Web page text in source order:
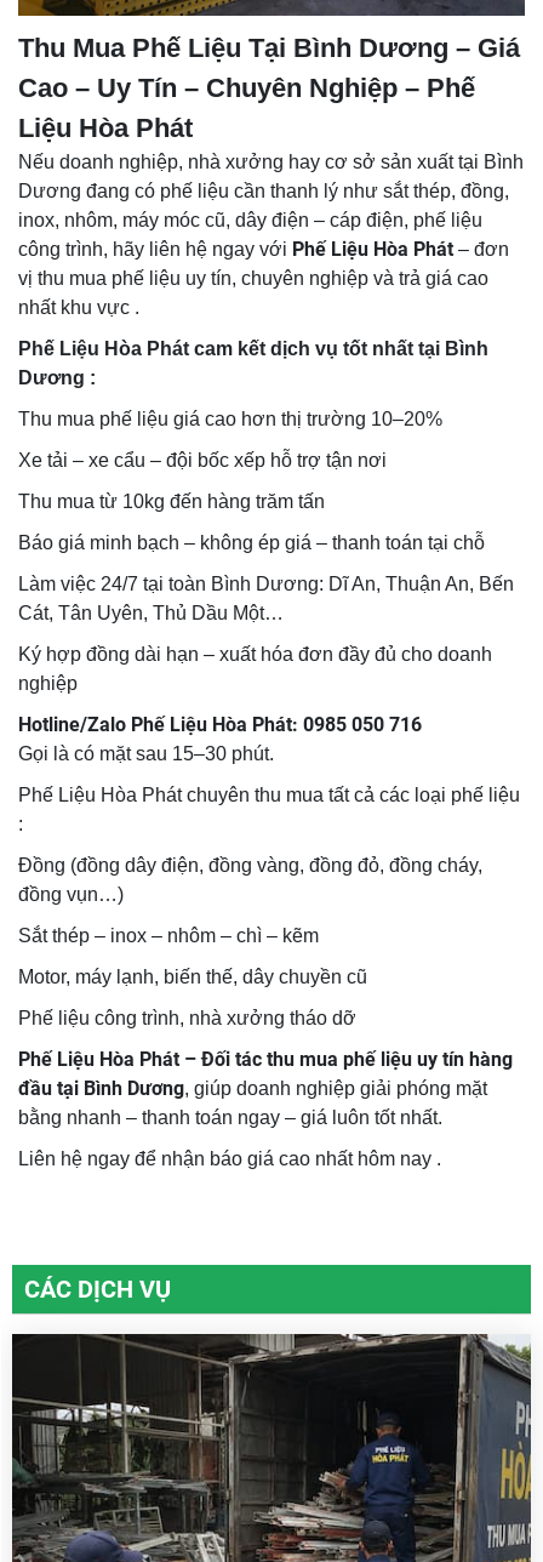
Thu Mua Phế Liệu Tại Bình Dương – Giá
Cao – Uy Tín – Chuyên Nghiệp – Phế
Liệu Hòa Phát
Nếu doanh nghiệp, nhà xưởng hay cơ sở sản xuất tại Bình
Dương đang có phế liệu cần thanh lý như sắt thép, đồng,
inox, nhôm, máy móc cũ, dây điện – cáp điện, phế liệu
công trình, hãy liên hệ ngay với Phế Liệu Hòa Phát – đơn
vị thu mua phế liệu uy tín, chuyên nghiệp và trả giá cao
nhất khu vực .
Phế Liệu Hòa Phát cam kết dịch vụ tốt nhất tại Bình
Dương :
Thu mua phế liệu giá cao hơn thị trường 10–20%
Xe tải – xe cẩu – đội bốc xếp hỗ trợ tận nơi
Thu mua từ 10kg đến hàng trăm tấn
Báo giá minh bạch – không ép giá – thanh toán tại chỗ
Làm việc 24/7 tại toàn Bình Dương: Dĩ An, Thuận An, Bến
Cát, Tân Uyên, Thủ Dầu Một…
Ký hợp đồng dài hạn – xuất hóa đơn đầy đủ cho doanh
nghiệp
Hotline/Zalo Phế Liệu Hòa Phát: 0985 050 716
Gọi là có mặt sau 15–30 phút.
Phế Liệu Hòa Phát chuyên thu mua tất cả các loại phế liệu
:
Đồng (đồng dây điện, đồng vàng, đồng đỏ, đồng cháy,
đồng vụn…)
Sắt thép – inox – nhôm – chì – kẽm
Motor, máy lạnh, biến thế, dây chuyền cũ
Phế liệu công trình, nhà xưởng tháo dỡ
Phế Liệu Hòa Phát – Đối tác thu mua phế liệu uy tín hàng
đầu tại Bình Dương, giúp doanh nghiệp giải phóng mặt
bằng nhanh – thanh toán ngay – giá luôn tốt nhất.
Liên hệ ngay để nhận báo giá cao nhất hôm nay .
CÁC DỊCH VỤ